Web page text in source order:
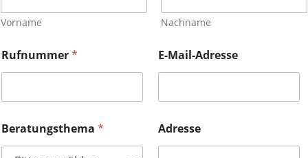
s
s
(
k
o
i
r
n
Vorname Nachname
Rufnummer* E-Mail-Adresse
Beratungsthema * Adresse